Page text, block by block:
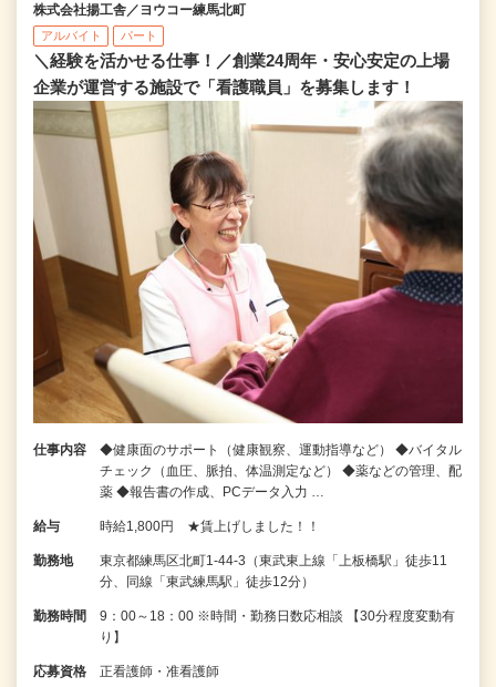
株式会社揚工舎／ヨウコー練馬北町
アルバイト パート
＼経験を活かせる仕事！／創業24周年・安心安定の上場
企業が運営する施設で「看護職員」を募集します！
仕事内容
◆健康面のサポート（健康観察、運動指導など） ◆バイタル
チェック（血圧、脈拍、体温測定など） ◆薬などの管理、配
薬 ◆報告書の作成、PCデータ入力 …
給与 時給1,800円 ★賃上げしました！！
勤務地
東京都練馬区北町1-44-3（東武東上線「上板橋駅」徒歩11
分、同線「東武練馬駅」徒歩12分）
勤務時間
9：00～18：00 ※時間・勤務日数応相談 【30分程度変動有
り】
応募資格 正看護師・准看護師